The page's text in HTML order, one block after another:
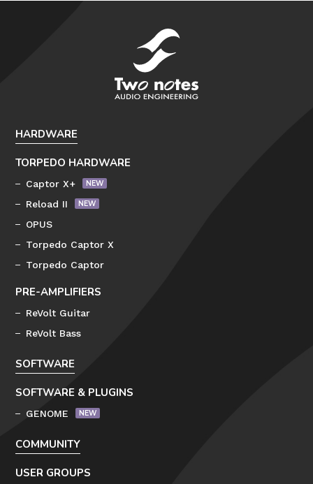
HARDWARE
TORPEDO HARDWARE
Captor X+
Reload II
OPUS
Torpedo Captor X
Torpedo Captor
PRE-AMPLIFIERS
ReVolt Guitar
ReVolt Bass
SOFTWARE
SOFTWARE & PLUGINS
GENOME
COMMUNITY
USER GROUPS